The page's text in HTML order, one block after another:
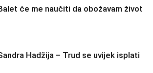
će me naučiti da obožavam život
Hadžija – Trud se uvijek isplati